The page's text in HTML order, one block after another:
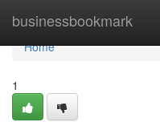
businessbookmark
Home
Home
1